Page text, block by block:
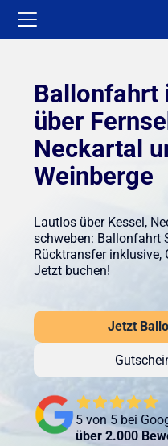
Ballonfahrt
über
Neckartal
Weinberge
Lautlos über Kessel,
schweben: Ballonfahrt
Rücktransfer inklusive,
Jetzt buchen!
Jetzt
5 von 5 bei
über 2.000